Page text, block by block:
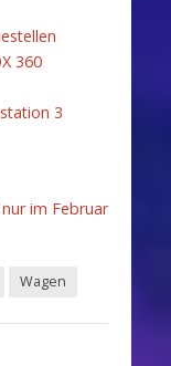
360
3
im Februar
Wagen